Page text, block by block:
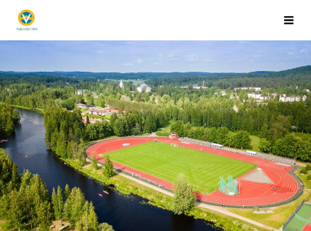
Siirry
sivun
sisältöön
Kaipolan Vire